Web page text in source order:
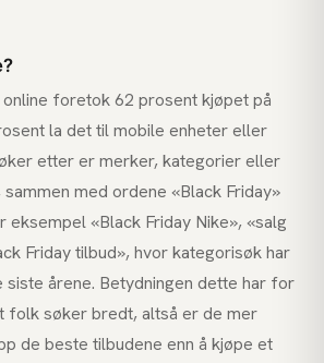
foretok 62 prosent kjøpet på
la det til mobile enheter eller
etter er merker, kategorier eller
med ordene «Black Friday»
«Black Friday Nike», «salg
Friday tilbud», hvor kategorisøk har
siste årene. Betydningen dette har for
folk søker bredt, altså er de mer
de beste tilbudene enn å kjøpe et